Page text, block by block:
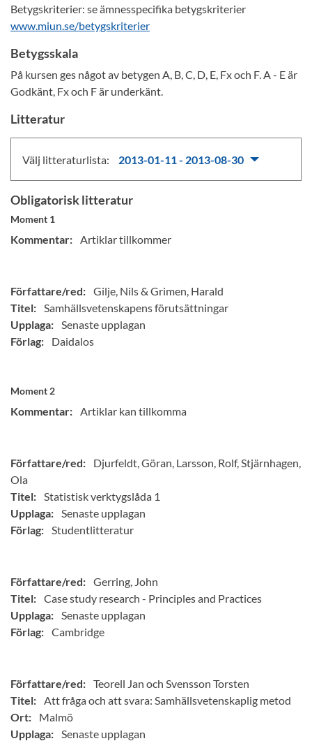
Betygskriterier: se ämnesspecifika betygskriterier
www.miun.se/betygskriterier
Betygsskala
På kursen ges något av betygen A, B, C, D, E, Fx och F. A - E är
Godkänt, Fx och F är underkänt.
Litteratur
Välj litteraturlista: 2013-01-11 - 2013-08-30
Obligatorisk litteratur
Moment 1
Kommentar: Artiklar tillkommer
Författare/red: Gilje, Nils & Grimen, Harald
Titel: Samhällsvetenskapens förutsättningar
Upplaga: Senaste upplagan
Förlag:
Daidalos
Moment 2
Kommentar: Artiklar kan tillkomma
Författare/red:
Djurfeldt, Göran, Larsson, Rolf, Stjärnhagen,
Ola
Titel: Statistisk verktygslåda 1
Upplaga: Senaste upplagan
Förlag: Studentlitteratur
Författare/red: Gerring, John
Titel: Case study research - Principles and Practices
Upplaga: Senaste upplagan
Förlag: Cambridge
Författare/red: Teorell Jan och Svensson Torsten
Titel: Att fråga och att svara: Samhällsvetenskaplig metod
Ort:
Malmö
Upplaga: Senaste upplagan